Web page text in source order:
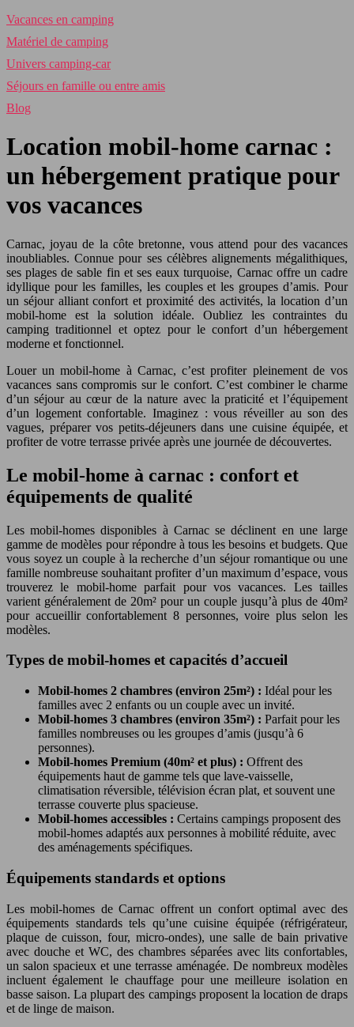
Vacances en camping
Matériel de camping
Univers camping-car
Séjours en famille ou entre amis
Blog
Location mobil-home carnac :
un hébergement pratique pour
vos vacances
Carnac, joyau de la côte bretonne, vous attend pour des vacances
inoubliables. Connue pour ses célèbres alignements mégalithiques,
ses plages de sable fin et ses eaux turquoise, Carnac offre un cadre
idyllique pour les familles, les couples et les groupes d’amis. Pour
un séjour alliant confort et proximité des activités, la location d’un
mobil-home est la solution idéale. Oubliez les contraintes du
camping traditionnel et optez pour le confort d’un hébergement
moderne et fonctionnel.
Louer un mobil-home à Carnac, c’est profiter pleinement de vos
vacances sans compromis sur le confort. C’est combiner le charme
d’un séjour au cœur de la nature avec la praticité et l’équipement
d’un logement confortable. Imaginez : vous réveiller au son des
vagues, préparer vos petits-déjeuners dans une cuisine équipée, et
profiter de votre terrasse privée après une journée de découvertes.
Le mobil-home à carnac : confort et
équipements de qualité
Les mobil-homes disponibles à Carnac se déclinent en une large
gamme de modèles pour répondre à tous les besoins et budgets. Que
vous soyez un couple à la recherche d’un séjour romantique ou une
famille nombreuse souhaitant profiter d’un maximum d’espace, vous
trouverez le mobil-home parfait pour vos vacances. Les tailles
varient généralement de 20m² pour un couple jusqu’à plus de 40m²
pour accueillir confortablement 8 personnes, voire plus selon les
modèles.
Types de mobil-homes et capacités d’accueil
Mobil-homes 2 chambres (environ 25m²) : Idéal pour les
familles avec 2 enfants ou un couple avec un invité.
Mobil-homes 3 chambres (environ 35m²) : Parfait pour les
familles nombreuses ou les groupes d’amis (jusqu’à 6
personnes).
Mobil-homes Premium (40m² et plus) : Offrent des
équipements haut de gamme tels que lave-vaisselle,
climatisation réversible, télévision écran plat, et souvent une
terrasse couverte plus spacieuse.
Mobil-homes accessibles : Certains campings proposent des
mobil-homes adaptés aux personnes à mobilité réduite, avec
des aménagements spécifiques.
Équipements standards et options
Les mobil-homes de Carnac offrent un confort optimal avec des
équipements standards tels qu’une cuisine équipée (réfrigérateur,
plaque de cuisson, four, micro-ondes), une salle de bain privative
avec douche et WC, des chambres séparées avec lits confortables,
un salon spacieux et une terrasse aménagée. De nombreux modèles
incluent également le chauffage pour une meilleure isolation en
basse saison. La plupart des campings proposent la location de draps
et de linge de maison.